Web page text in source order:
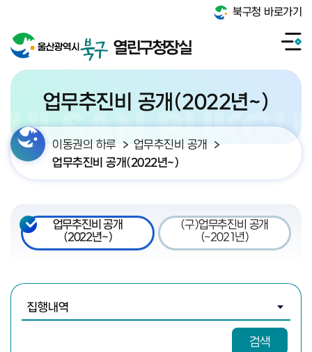
북구청 바로가기
열린구청장실
업무추진비 공개(2022년~)
이동권의 하루
업무추진비 공개
업무추진비 공개(2022년~)
업무추진비 공개
(2022년~)
(구)업무추진비 공개
(~2021년)
검색